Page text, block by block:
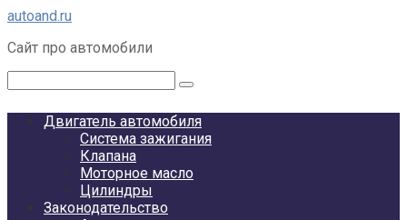
Перейти
контенту
autoand.ru
Сайт про автомобили
Двигатель автомобиля
Система зажигания
Клапана
Моторное масло
Цилиндры
Законодательство